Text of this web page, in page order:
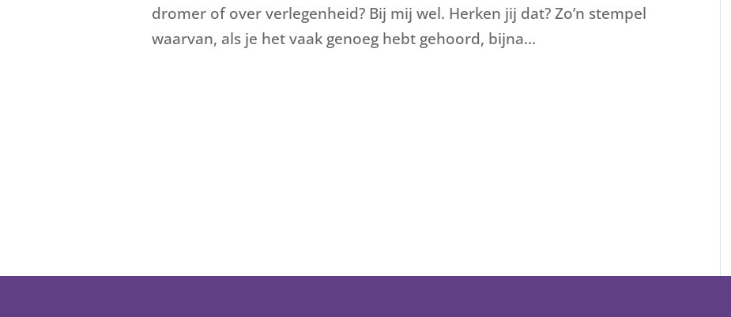
dromer of over verlegenheid? Bij mij wel. Herken jij dat? Zo’n stempel
waarvan, als je het vaak genoeg hebt gehoord, bijna...